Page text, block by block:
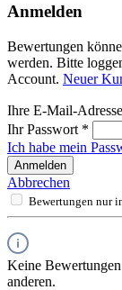
Anmelden
Bewertungen
werden. Bitte
Account. Neuer
Ihre E-Mail-Adresse
Ihr Passwort *
Ich habe mein
Anmelden
Abbrechen
Bewertungen nur
Keine
anderen.